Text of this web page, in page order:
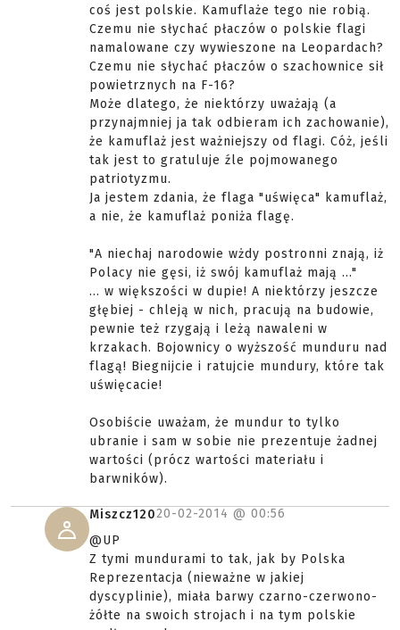
coś jest polskie. Kamuflaże tego nie robią.
Czemu nie słychać płaczów o polskie flagi
namalowane czy wywieszone na Leopardach?
Czemu nie słychać płaczów o szachownice sił
powietrznych na F-16?
Może dlatego, że niektórzy uważają (a
przynajmniej ja tak odbieram ich zachowanie),
że kamuflaż jest ważniejszy od flagi. Cóż, jeśli
tak jest to gratuluje źle pojmowanego
patriotyzmu.
Ja jestem zdania, że flaga "uświęca" kamuflaż,
a nie, że kamuflaż poniża flagę.
"A niechaj narodowie wżdy postronni znają, iż
Polacy nie gęsi, iż swój kamuflaż mają ..."
... w większości w dupie! A niektórzy jeszcze
głębiej - chleją w nich, pracują na budowie,
pewnie też rzygają i leżą nawaleni w
krzakach. Bojownicy o wyższość munduru nad
flagą! Biegnijcie i ratujcie mundury, które tak
uświęcacie!
Osobiście uważam, że mundur to tylko
ubranie i sam w sobie nie prezentuje żadnej
wartości (prócz wartości materiału i
barwników).
Miszcz12020-02-2014 @ 00:56
@UP
Z tymi mundurami to tak, jak by Polska
Reprezentacja (nieważne w jakiej
dyscyplinie), miała barwy czarno-czerwono-
żółte na swoich strojach i na tym polskie